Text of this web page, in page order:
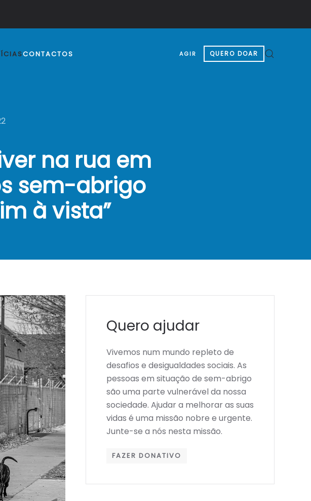
CONTACTOS AGIR QUERO DOAR
na rua em
sem-abrigo
à vista”
Quero ajudar
Vivemos num mundo repleto de
desafios e desigualdades sociais. As
pessoas em situação de sem-abrigo
são uma parte vulnerável da nossa
sociedade. Ajudar a melhorar as suas
vidas é uma missão nobre e urgente.
Junte-se a nós nesta missão.
FAZER DONATIVO